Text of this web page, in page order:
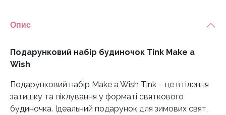
Опис
Подарунковий набір будиночок Tink Make a
Wish
Подарунковий набір Make a Wish Tink – це втілення
затишку та піклування у форматі святкового
будиночка. Ідеальний подарунок для зимових свят,